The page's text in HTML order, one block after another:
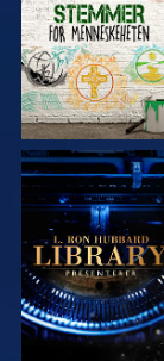
UTFORSK SERIEN